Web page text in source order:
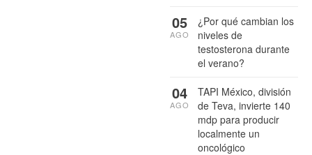
¿Por qué cambian los
niveles de
testosterona durante
el verano?
05
AGO
TAPI México, división
de Teva, invierte 140
mdp para producir
localmente un
oncológico
04
AGO